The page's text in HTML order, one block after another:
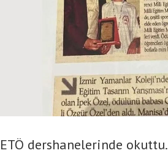
dershanelerinde okuttu.